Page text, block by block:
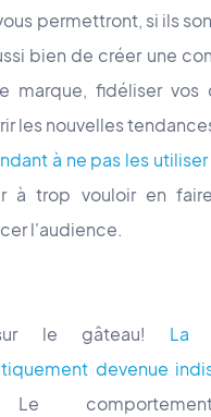
permettront, si ils
bien de créer une
marque, fidéliser vos
les nouvelles
à ne pas les
à trop vouloir en
l'audience.
le gâteau! La
devenue
Le